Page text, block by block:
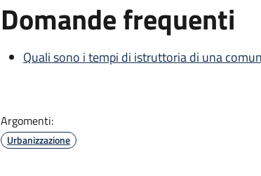
Domande frequenti
Quali sono i tempi di istruttoria di una
Argomenti:
Urbanizzazione